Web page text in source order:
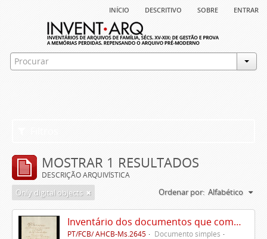
início descritivo sobre entrar
MOSTRAR 1 RESULTADOS
DESCRIÇÃO ARQUIVÍSTICA
Only digital objects Ordenar por: Alfabético
Inventário dos documentos que compõem o cartório da Casa de Alvito
PT/FCB/ AHCB-Ms.2645
Documento simples